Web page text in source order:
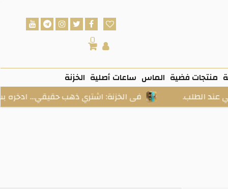
0
منتجات فضية الماس ساعات أصلية الخزنة
فى الخزنة: اشتري ذهب حقيقي… ادخره بسهولة…